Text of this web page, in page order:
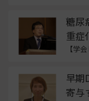
糖尿
重症
【学
早期
寄与